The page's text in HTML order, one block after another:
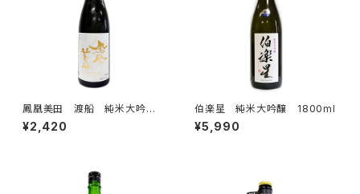
鳳凰美田 渡船 純米大吟
醸 無濾過本生 720ml
¥2,420
伯楽星 純米大吟醸 1800ml
¥5,990